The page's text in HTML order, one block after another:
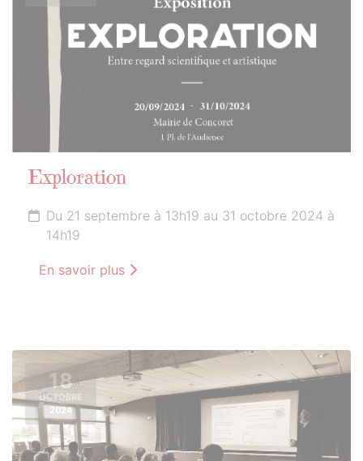
Exploration
Du 21 septembre à 13h19 au 31 octobre 2024 à
14h19
En savoir plus
18
OCTOBRE
2024